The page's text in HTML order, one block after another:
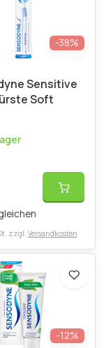
-38%
Sensitive
Soft
zzgl. Versandkosten
-12%